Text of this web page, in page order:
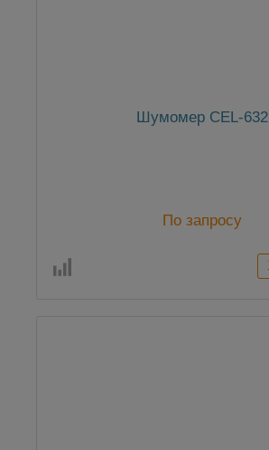
Шумомер CEL-632
По запросу